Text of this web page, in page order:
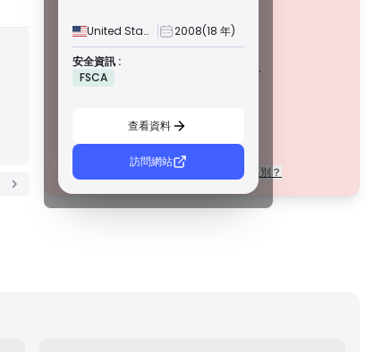
United States 2008(18 年)
安全資訊 :
FSCA
查看資料
訪問網站
警告
.
每個等級的許可證在法規上有什麼區別？
由受尊敬的區域監管機構授予，這些許可證提供強大的安全
措施，例如資金隔離、財務報告和補償計劃。雖然沒有等級 1
如最低資本要求和 AML 政策。監管較不嚴格，因此交易者應
謹慎行事並驗證安全措施。
來自監管最少的司法管轄區，這些許可證通常缺乏關鍵保
護，例如資金隔離和保險。雖然它們對營運彈性很有吸引
力，但它們對交易者構成較高的風險。